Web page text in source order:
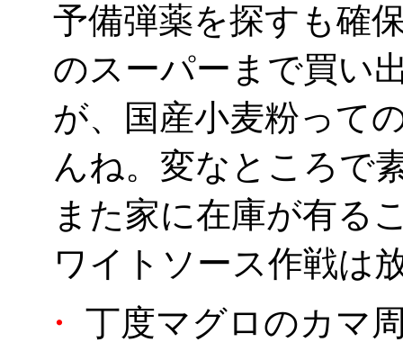
予備弾薬を探すも確
のスーパーまで買い
が、国産小麦粉って
んね。変なところで
また家に在庫が有る
ワイトソース作戦は
・
丁度マグロのカマ